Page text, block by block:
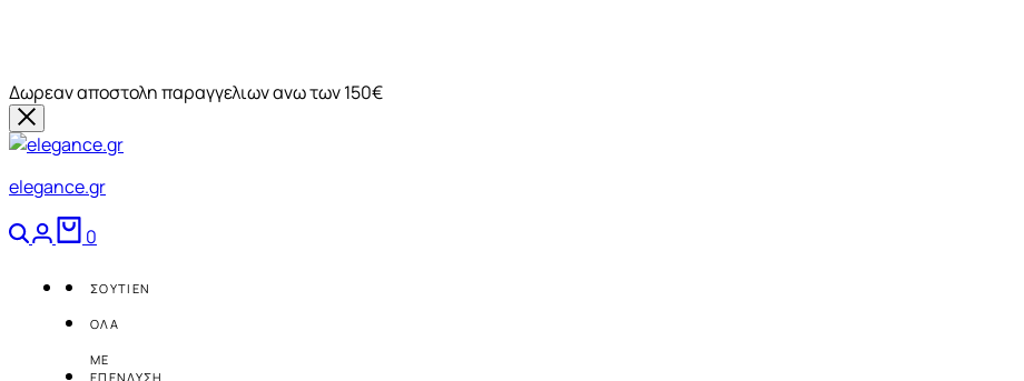
Δωρεαν αποστολη παραγγελιων ανω των 150€
elegance.gr
Αναζήτηση
Login
0
ΣΟΥΤΙΕΝ
ΟΛΑ
ΜΕ
ΕΠΕΝΔΥΣΗ